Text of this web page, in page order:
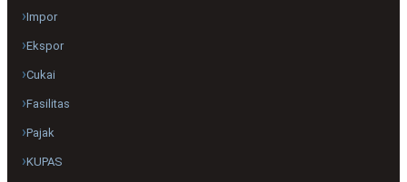
Impor
Ekspor
Cukai
Fasilitas
Pajak
KUPAS